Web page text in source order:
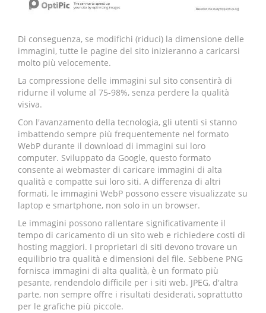
Di conseguenza, se modifichi (riduci) la dimensione delle
immagini, tutte le pagine del sito inizieranno a caricarsi
molto più velocemente.
La compressione delle immagini sul sito consentirà di
ridurne il volume al 75-98%, senza perdere la qualità
visiva.
Con l'avanzamento della tecnologia, gli utenti si stanno
imbattendo sempre più frequentemente nel formato
WebP durante il download di immagini sui loro
computer. Sviluppato da Google, questo formato
consente ai webmaster di caricare immagini di alta
qualità e compatte sui loro siti. A differenza di altri
formati, le immagini WebP possono essere visualizzate su
laptop e smartphone, non solo in un browser.
Le immagini possono rallentare significativamente il
tempo di caricamento di un sito web e richiedere costi di
hosting maggiori. I proprietari di siti devono trovare un
equilibrio tra qualità e dimensioni del file. Sebbene PNG
fornisca immagini di alta qualità, è un formato più
pesante, rendendolo difficile per i siti web. JPEG, d'altra
parte, non sempre offre i risultati desiderati, soprattutto
per le grafiche più piccole.